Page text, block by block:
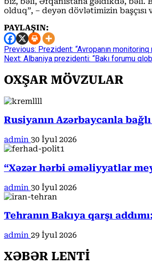
olduq”, – deyən dövlətimizin
PAYLAŞIN:
Continue
Reading
Previous: Prezident: “Avropanın
Next: Albaniya prezidenti: “Bakı forumu
OXŞAR MÖVZULAR
Rusiyanın Azərbaycanla
admin 30 İyul 2026
“Xəzər hərbi əməliyyatlar
admin 30 İyul 2026
Tehranın Bakıya qarşı
admin 29 İyul 2026
XƏBƏR LENTİ